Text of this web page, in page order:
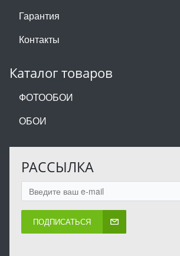
Гарантия
Контакты
Каталог товаров
ФОТООБОИ
ОБОИ
РАССЫЛКА
ПОДПИСАТЬСЯ